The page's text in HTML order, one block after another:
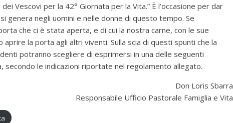
Vescovi per la 42° Giornata per la Vita.” È l’occasione per dar
genera negli uomini e nelle donne di questo tempo. Se
che ci è stata aperta, e di cui la nostra carne, con le sue
la porta agli altri viventi. Sulla scia di questi spunti che la
potranno scegliere di esprimersi in una delle seguenti
le indicazioni riportate nel regolamento allegato.
Don Loris Sbarra
Responsabile Ufficio Pastorale Famiglia e Vita